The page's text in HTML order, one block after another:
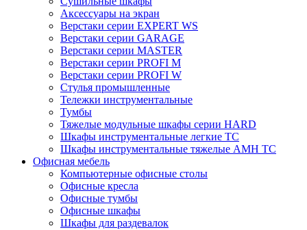
Аксессуары на экран
Верстаки серии EXPERT WS
Верстаки серии GARAGE
Верстаки серии MASTER
Верстаки серии PROFI M
Верстаки серии PROFI W
Стулья промышленные
Тележки инструментальные
Тумбы
Тяжелые модульные шкафы серии HARD
Шкафы инструментальные легкие ТС
Шкафы инструментальные тяжелые AMH TC
Офисная мебель
Компьютерные офисные столы
Офисные кресла
Офисные тумбы
Офисные шкафы
Шкафы для раздевалок